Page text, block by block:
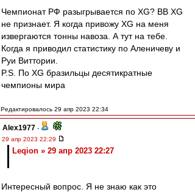
Чемпионат РФ разыгрывается по XG? ВВ XG
не признает. Я когда привожу XG на меня
извергаются тонны навоза. А тут на тебе.
Когда я приводил статистику по Аленичеву и
Руи Виттории.
P.S. По XG бразильцы десятикратные
чемпионы мира
Редактировалось 29 апр 2023 22:34
Alex1977 -
29 апр 2023 22:29
Leqion » 29 апр 2023 22:27
Интересный вопрос. Я не знаю как это